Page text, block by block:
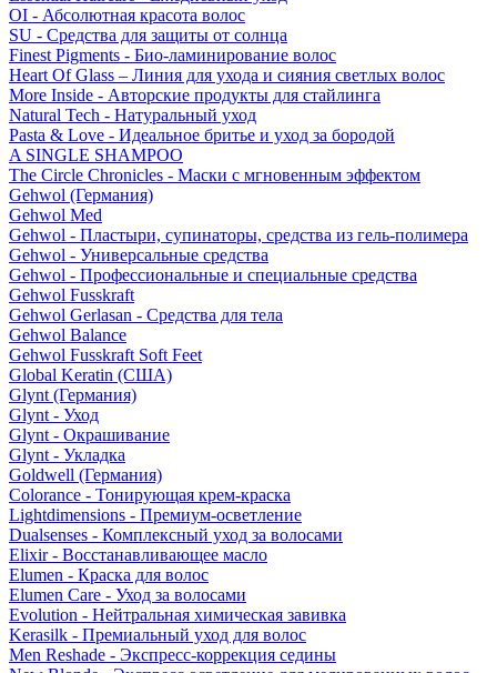
OI - Абсолютная красота волос
SU - Средства для защиты от солнца
Finest Pigments - Био-ламинирование волос
Heart Of Glass – Линия для ухода и сияния светлых волос
More Inside - Авторские продукты для стайлинга
Natural Tech - Натуральный уход
Pasta & Love - Идеальное бритье и уход за бородой
A SINGLE SHAMPOO
The Circle Chronicles - Маски с мгновенным эффектом
Gehwol (Германия)
Gehwol Med
Gehwol - Пластыри, супинаторы, средства из гель-полимера
Gehwol - Универсальные средства
Gehwol - Профессиональные и специальные средства
Gehwol Fusskraft
Gehwol Gerlasan - Средства для тела
Gehwol Balance
Gehwol Fusskraft Soft Feet
Global Keratin (США)
Glynt (Германия)
Glynt - Уход
Glynt - Окрашивание
Glynt - Укладка
Goldwell (Германия)
Colorance - Тонирующая крем-краска
Lightdimensions - Премиум-осветление
Dualsenses - Комплексный уход за волосами
Elixir - Восстанавливающее масло
Elumen - Краска для волос
Elumen Care - Уход за волосами
Evolution - Нейтральная химическая завивка
Kerasilk - Премиальный уход для волос
Men Reshade - Экспресс-коррекция седины